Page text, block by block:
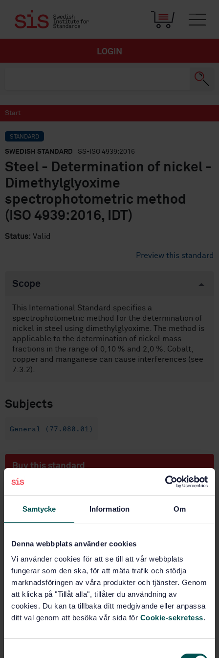
Samtycke Information Om
Denna webbplats använder cookies
Vi använder cookies för att se till att vår webbplats
fungerar som den ska, för att mäta trafik och stödja
marknadsföringen av våra produkter och tjänster. Genom
att klicka på "Tillåt alla", tillåter du användning av
cookies. Du kan ta tillbaka ditt medgivande eller anpassa
ditt val genom att besöka vår sida för Cookie-sekretess.
LOGIN
Start
STANDARD
SWEDISH STANDARD · SS-ISO 4939:2016
Steel - Determination of nickel -
Dimethylglyoxime
spectrophotometric method
(ISO 4939:2016, IDT)
Status: Valid
Preview this standard
Scope
This International Standard specifies a
spectrophotometric method for the determination of
nickel in steel using dimethylglyoxime. The method is
applicable to the determination of nickel mass
fractions in the range of 0,10 % and 2,0 %. Cobalt,
copper and manganese can cause interferences (see
7.3.2).
Subjects
General (77.080.01)
Buy this standard
SWEDISH STANDARD · SS-ISO 4939:2016
Price:789 SEK
PDF
Add to cart
Show more